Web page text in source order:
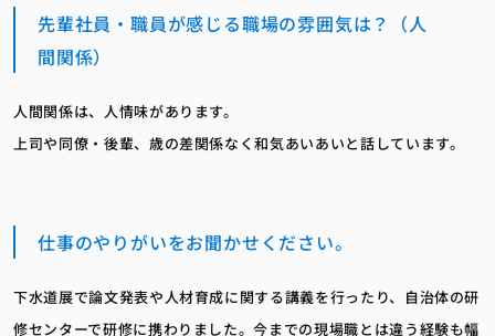
先輩社員・職員が感じる職場の雰囲気は？（人
間関係）
人間関係は、人情味があります。
上司や同僚・後輩、歳の差関係なく和気あいあいと話しています。
仕事のやりがいをお聞かせください。
下水道展で論文発表や人材育成に関する講義を行ったり、自治体の研
修センターで研修に携わりました。今までの現場職とは違う経験も幅